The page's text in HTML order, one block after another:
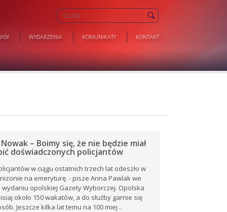
WYDARZENIA KOMUNIKATY KONTAKT
– Boimy się, że nie będzie miał
doświadczonych policjantów
w ciągu ostatnich trzech lat odeszło w
na emeryturę. - pisze Anna Pawlak we
opolskiej Gazety Wyborczej. Opolska
około 150 wakatów, a do służby garnie się
Jeszcze kilka lat temu na 100 miej ..